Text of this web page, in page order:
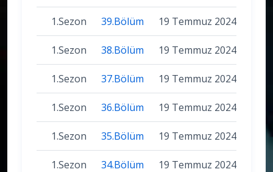
1.Sezon 39.Bölüm 19 Temmuz 2024
1.Sezon 38.Bölüm 19 Temmuz 2024
1.Sezon 37.Bölüm 19 Temmuz 2024
1.Sezon 36.Bölüm 19 Temmuz 2024
1.Sezon 35.Bölüm 19 Temmuz 2024
1.Sezon 34.Bölüm 19 Temmuz 2024